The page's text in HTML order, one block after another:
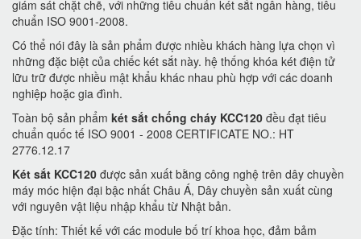
giám sát chặt chẽ, với những tiêu chuẩn két sắt ngân hàng, tiêu
chuẩn ISO 9001-2008.
Có thể nói đây là sản phẩm được nhiều khách hàng lựa chọn vì
những đặc biệt của chiếc két sắt này. hệ thống khóa két điện tử
lữu trữ được nhiều mật khẩu khác nhau phù hợp với các doanh
nghiệp hoặc gia đình.
Toàn bộ sản phẩm két sắt chống cháy KCC120 đều đạt tiêu
chuẩn quốc tế ISO 9001 - 2008 CERTIFICATE NO.: HT
2776.12.17
Két sắt KCC120 được sản xuất bằng công nghệ trên dây chuyền
máy móc hiện đại bậc nhất Châu Á, Dây chuyền sản xuất cùng
với nguyên vật liệu nhập khẩu từ Nhật bản.
Đặc tính: Thiết kế với các module bố trí khoa học, đảm bảm